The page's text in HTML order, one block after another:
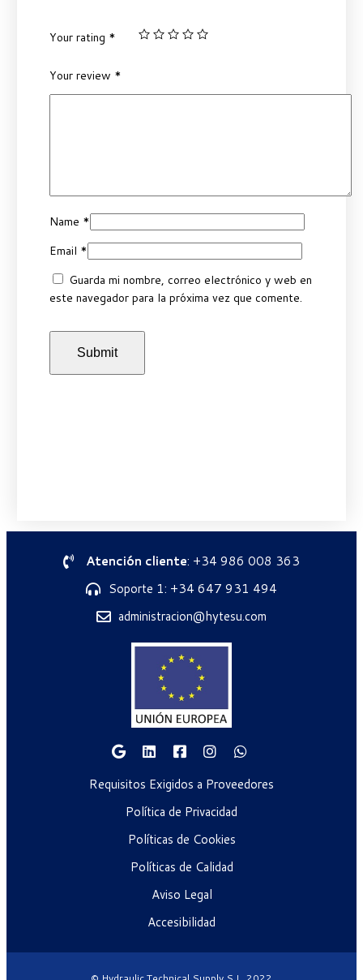
Your rating *
Your review *
Name *
Email *
Guarda mi nombre, correo electrónico y web en
este navegador para la próxima vez que comente.
Atención cliente: +34 986 008 363
Soporte 1: +34 647 931 494
administracion@hytesu.com
Requisitos Exigidos a Proveedores
Política de Privacidad
Políticas de Cookies
Políticas de Calidad
Aviso Legal
Accesibilidad